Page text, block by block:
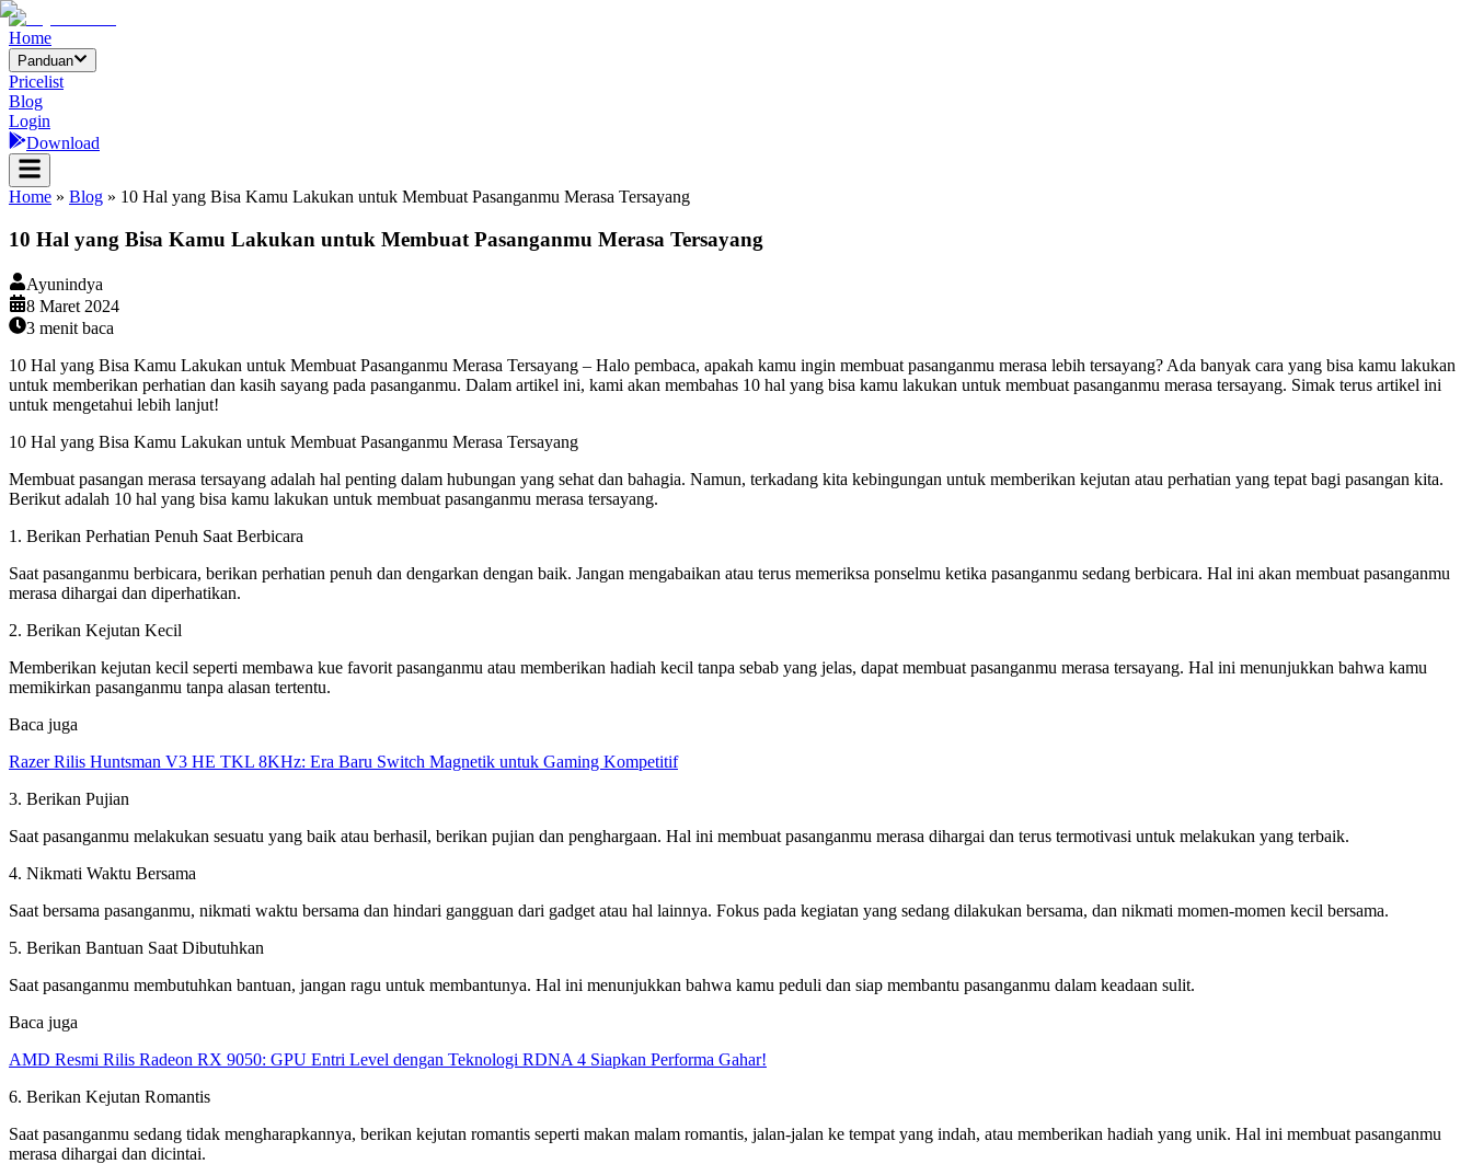
Home
Panduan
Pricelist
Blog
Login
Download
Home » Blog » 10 Hal yang Bisa Kamu Lakukan untuk Membuat Pasanganmu Merasa Tersayang
10 Hal yang Bisa Kamu Lakukan untuk Membuat Pasanganmu Merasa Tersayang
Ayunindya
8 Maret 2024
3 menit baca
10 Hal yang Bisa Kamu Lakukan untuk Membuat Pasanganmu Merasa Tersayang – Halo pembaca, apakah kamu ingin membuat pasanganmu merasa lebih tersayang? Ada banyak cara yang bisa kamu lakukan
untuk memberikan perhatian dan kasih sayang pada pasanganmu. Dalam artikel ini, kami akan membahas 10 hal yang bisa kamu lakukan untuk membuat pasanganmu merasa tersayang. Simak terus artikel ini
untuk mengetahui lebih lanjut!
10 Hal yang Bisa Kamu Lakukan untuk Membuat Pasanganmu Merasa Tersayang
Membuat pasangan merasa tersayang adalah hal penting dalam hubungan yang sehat dan bahagia. Namun, terkadang kita kebingungan untuk memberikan kejutan atau perhatian yang tepat bagi pasangan kita.
Berikut adalah 10 hal yang bisa kamu lakukan untuk membuat pasanganmu merasa tersayang.
1. Berikan Perhatian Penuh Saat Berbicara
Saat pasanganmu berbicara, berikan perhatian penuh dan dengarkan dengan baik. Jangan mengabaikan atau terus memeriksa ponselmu ketika pasanganmu sedang berbicara. Hal ini akan membuat pasanganmu
merasa dihargai dan diperhatikan.
2. Berikan Kejutan Kecil
Memberikan kejutan kecil seperti membawa kue favorit pasanganmu atau memberikan hadiah kecil tanpa sebab yang jelas, dapat membuat pasanganmu merasa tersayang. Hal ini menunjukkan bahwa kamu
memikirkan pasanganmu tanpa alasan tertentu.
Baca juga
Razer Rilis Huntsman V3 HE TKL 8KHz: Era Baru Switch Magnetik untuk Gaming Kompetitif
3. Berikan Pujian
Saat pasanganmu melakukan sesuatu yang baik atau berhasil, berikan pujian dan penghargaan. Hal ini membuat pasanganmu merasa dihargai dan terus termotivasi untuk melakukan yang terbaik.
4. Nikmati Waktu Bersama
Saat bersama pasanganmu, nikmati waktu bersama dan hindari gangguan dari gadget atau hal lainnya. Fokus pada kegiatan yang sedang dilakukan bersama, dan nikmati momen-momen kecil bersama.
5. Berikan Bantuan Saat Dibutuhkan
Saat pasanganmu membutuhkan bantuan, jangan ragu untuk membantunya. Hal ini menunjukkan bahwa kamu peduli dan siap membantu pasanganmu dalam keadaan sulit.
Baca juga
AMD Resmi Rilis Radeon RX 9050: GPU Entri Level dengan Teknologi RDNA 4 Siapkan Performa Gahar!
6. Berikan Kejutan Romantis
Saat pasanganmu sedang tidak mengharapkannya, berikan kejutan romantis seperti makan malam romantis, jalan-jalan ke tempat yang indah, atau memberikan hadiah yang unik. Hal ini membuat pasanganmu
merasa dihargai dan dicintai.